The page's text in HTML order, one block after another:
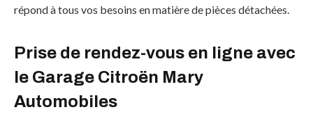
répond à tous vos besoins en matière de pièces détachées.
Prise de rendez-vous en ligne avec
le Garage Citroën Mary
Automobiles